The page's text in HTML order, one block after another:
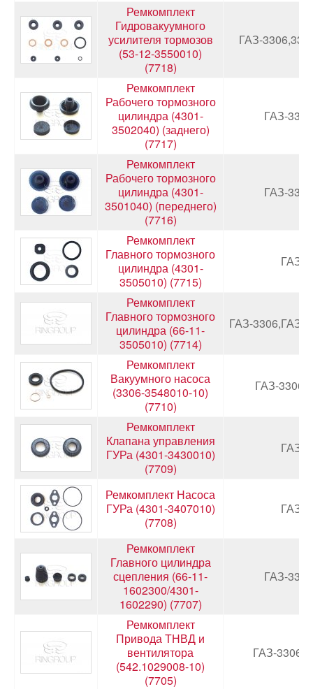
Ремкомплект
Гидровакуумного
усилителя тормозов
(53-12-3550010)
(7718)
ГАЗ-
Ремкомплект
Рабочего тормозного
цилиндра (4301-
3502040) (заднего)
(7717)
ГАЗ-
Ремкомплект
Рабочего тормозного
цилиндра (4301-
3501040) (переднего)
(7716)
ГАЗ-
Ремкомплект
Главного тормозного
цилиндра (4301-
3505010) (7715)
ГАЗ-
Ремкомплект
Главного тормозного
цилиндра (66-11-
3505010) (7714)
ГАЗ-3306,ГАЗ-
Ремкомплект
Вакуумного насоса
(3306-3548010-10)
(7710)
ГАЗ-
Ремкомплект
Клапана управления
ГУРа (4301-3430010)
(7709)
ГАЗ-
Ремкомплект Насоса
ГУРа (4301-3407010)
(7708)
ГАЗ-
Ремкомплект
Главного цилиндра
сцепления (66-11-
1602300/4301-
1602290) (7707)
ГАЗ-
Ремкомплект
Привода ТНВД и
вентилятора
(542.1029008-10)
(7705)
ГАЗ-